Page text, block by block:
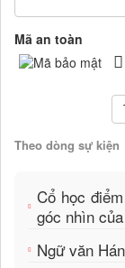
Mã an toàn
Theo dòng sự kiện
Cổ học
góc nhìn
Ngữ văn